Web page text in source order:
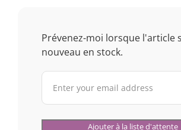
Prévenez-moi lorsque l'article
nouveau en stock.